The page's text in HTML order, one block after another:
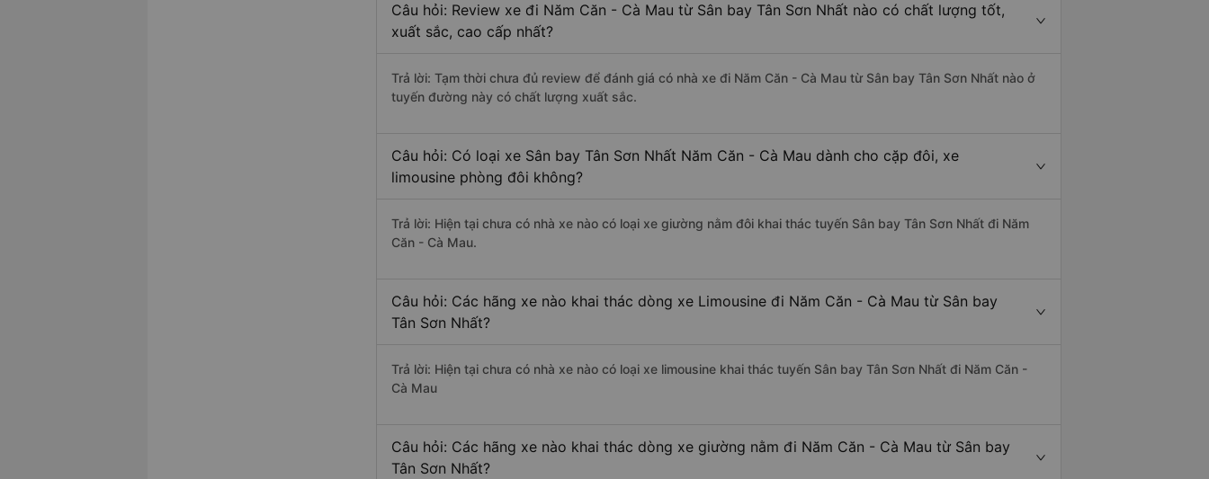
Câu hỏi: Review xe đi Năm Căn - Cà Mau từ Sân bay Tân Sơn Nhất nào có chất lượng tốt,
xuất sắc, cao cấp nhất?
Trả lời: Tạm thời chưa đủ review để đánh giá có nhà xe đi Năm Căn - Cà Mau từ Sân bay Tân Sơn Nhất nào ở
tuyến đường này có chất lượng xuất sắc.
Câu hỏi: Có loại xe Sân bay Tân Sơn Nhất Năm Căn - Cà Mau dành cho cặp đôi, xe
limousine phòng đôi không?
Trả lời: Hiện tại chưa có nhà xe nào có loại xe giường nằm đôi khai thác tuyến Sân bay Tân Sơn Nhất đi Năm
Căn - Cà Mau.
Câu hỏi: Các hãng xe nào khai thác dòng xe Limousine đi Năm Căn - Cà Mau từ Sân bay
Tân Sơn Nhất?
Trả lời: Hiện tại chưa có nhà xe nào có loại xe limousine khai thác tuyến Sân bay Tân Sơn Nhất đi Năm Căn -
Cà Mau
Câu hỏi: Các hãng xe nào khai thác dòng xe giường nằm đi Năm Căn - Cà Mau từ Sân bay
Tân Sơn Nhất?